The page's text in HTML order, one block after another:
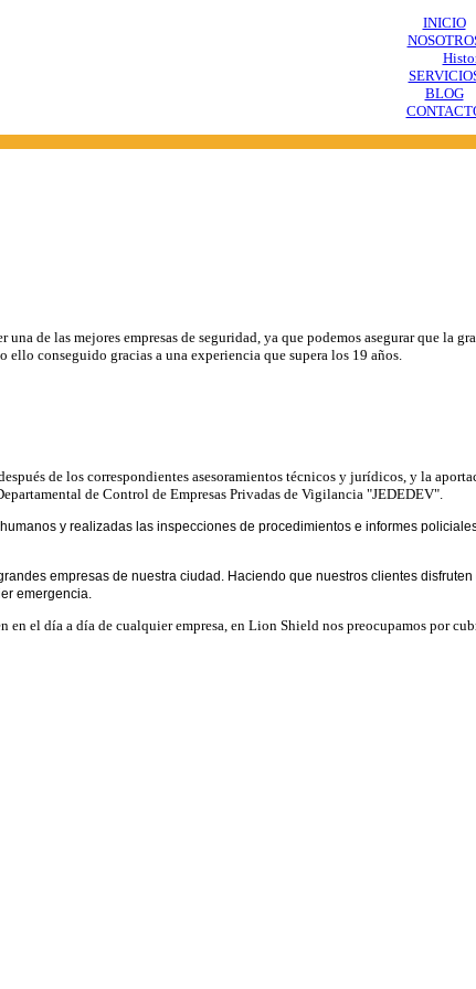
INICIO
BLOG
de las mejores empresas de seguridad, ya que podemos asegurar que
ello conseguido gracias a una experiencia que supera los 19 años.
de los correspondientes asesoramientos técnicos y jurídicos, y la
de Control de Empresas Privadas de Vigilancia "JEDEDEV".
y realizadas las inspecciones de procedimientos e informes
empresas de nuestra ciudad. Haciendo que nuestros clientes
emergencia.
en el día a día de cualquier empresa, en Lion Shield nos preocupamos por